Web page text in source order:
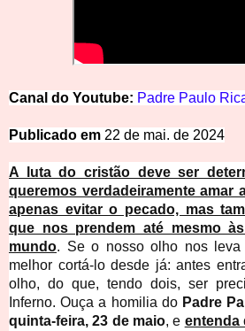
Canal do Youtube: Padre Paulo
Publicado em 22 de mai. de 2024
A luta do cristão deve ser
queremos verdadeiramente amar
apenas evitar o pecado, mas
que nos prendem até mesmo
mundo. Se o nosso olho nos
melhor cortá-lo desde já: antes
olho, do que, tendo dois, ser
Inferno. Ouça a homilia do Padre
quinta-feira, 23 de maio, e entenda